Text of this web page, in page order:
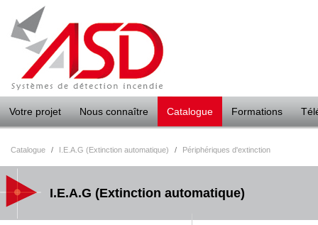
Votre projet Nous connaître Catalogue Formations
Catalogue / I.E.A.G (Extinction automatique) / Périphériques d'extinction
I.E.A.G (Extinction automatique)
Panneau de gestion des cookies